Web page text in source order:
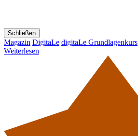
Schließen
Magazin DigitaLe digitaLe Grundlagenkurs
Weiterlesen